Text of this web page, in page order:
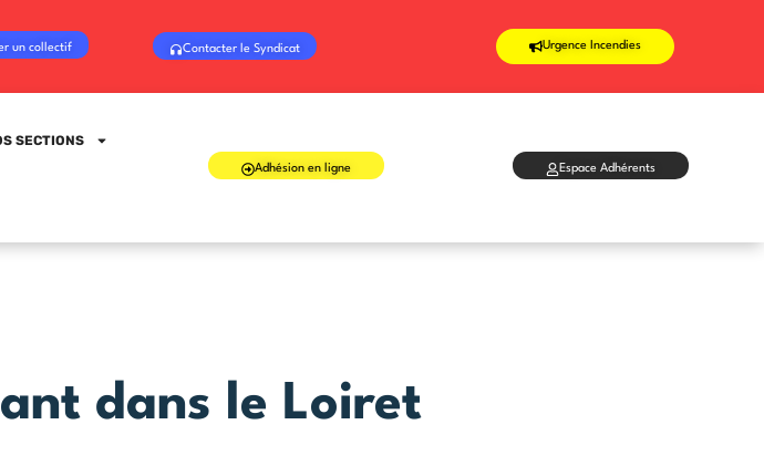
un collectif Contacter le Syndicat Urgence Incendies
SECTIONS
Adhésion en ligne Espace Adhérents
dans le Loiret